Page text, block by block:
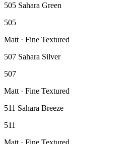
505 Sahara Green
505
Matt · Fine Textured
507 Sahara Silver
507
Matt · Fine Textured
511 Sahara Breeze
511
Matt · Fine Textured